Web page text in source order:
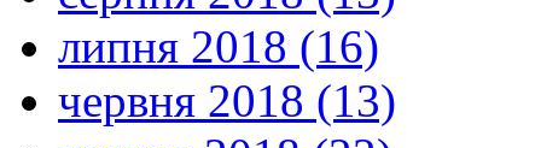
липня 2018 (16)
червня 2018 (13)